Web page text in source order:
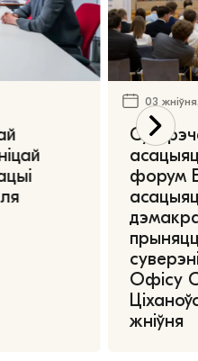
03
форум
Офісу
жніўня